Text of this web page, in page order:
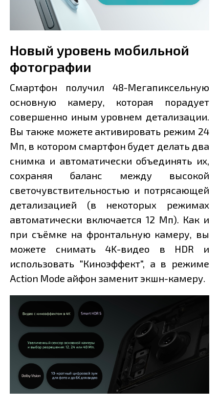
Новый уровень мобильной
фотографии
Смартфон получил 48-Мегапиксельную
основную камеру, которая порадует
совершенно иным уровнем детализации.
Вы также можете активировать режим 24
Мп, в котором смартфон будет делать два
снимка и автоматически объединять их,
сохраняя баланс между высокой
светочувствительностью и потрясающей
детализацией (в некоторых режимах
автоматически включается 12 Мп). Как и
при съёмке на фронтальную камеру, вы
можете снимать 4K-видео в HDR и
использовать "Киноэффект", а в режиме
Action Mode айфон заменит экшн-камеру.